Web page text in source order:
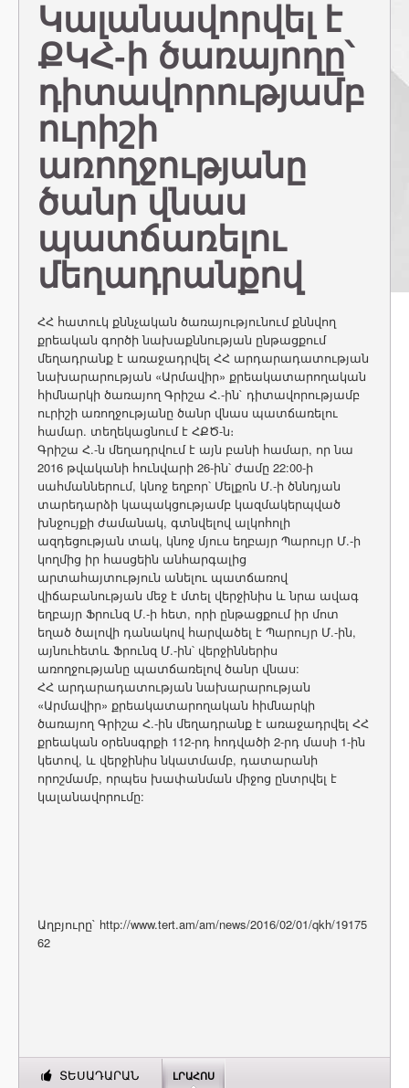
Կալանավորվել է
ՔԿՀ-ի ծառայողը՝
դիտավորությամբ
ուրիշի
առողջությանը
ծանր վնաս
պատճառելու
մեղադրանքով
ՀՀ հատուկ քննչական ծառայությունում քննվող
քրեական գործի նախաքննության ընթացքում
մեղադրանք է առաջադրվել ՀՀ արդարադատության
նախարարության «Արմավիր» քրեակատարողական
հիմնարկի ծառայող Գրիշա Հ.-ին` դիտավորությամբ
ուրիշի առողջությանը ծանր վնաս պատճառելու
համար. տեղեկացնում է ՀՔԾ-ն։
Գրիշա Հ.-ն մեղադրվում է այն բանի համար, որ նա
2016 թվականի հունվարի 26-ին՝ ժամը 22:00-ի
սահմաններում, կնոջ եղբոր՝ Մելքոն Մ.-ի ծննդյան
տարեդարձի կապակցությամբ կազմակերպված
խնջույքի ժամանակ, գտնվելով ալկոհոլի
ազդեցության տակ, կնոջ մյուս եղբայր Պարույր Մ.-ի
կողմից իր հասցեին անհարգալից
արտահայտություն անելու պատճառով
վիճաբանության մեջ է մտել վերջինիս և նրա ավագ
եղբայր Ֆրունզ Մ.-ի հետ, որի ընթացքում իր մոտ
եղած ծալովի դանակով հարվածել է Պարույր Մ.-ին,
այնուհետև Ֆրունզ Մ.-ին՝ վերջիններիս
առողջությանը պատճառելով ծանր վնաս:
ՀՀ արդարադատության նախարարության
«Արմավիր» քրեակատարողական հիմնարկի
ծառայող Գրիշա Հ.-ին մեղադրանք է առաջադրվել ՀՀ
քրեական օրենսգրքի 112-րդ հոդվածի 2-րդ մասի 1-ին
կետով, և վերջինիս նկատմամբ, դատարանի
որոշմամբ, որպես խափանման միջոց ընտրվել է
կալանավորումը:
Աղբյուրը` http://www.tert.am/am/news/2016/02/01/qkh/19175
62
ՏԵՍԱԴԱՐԱՆ ԼՐԱՀՈՍ